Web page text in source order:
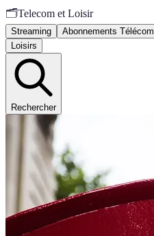
🗂️Telecom et Loisir
Streaming Abonnements Télécom
Loisirs
Rechercher